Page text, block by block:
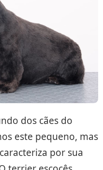
dos cães do
este pequeno, mas
por sua